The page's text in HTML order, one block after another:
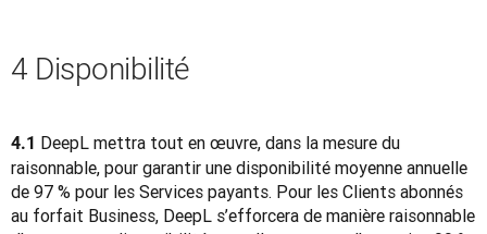
4 Disponibilité
4.1 DeepL mettra tout en œuvre, dans la mesure du
raisonnable, pour garantir une disponibilité moyenne annuelle
de 97 % pour les Services payants. Pour les Clients abonnés
au forfait Business, DeepL s’efforcera de manière raisonnable